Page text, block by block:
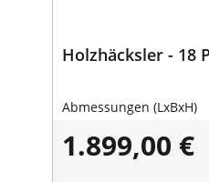
Holzhäcksler - 18
Abmessungen (LxBxH)
1.899,00 €